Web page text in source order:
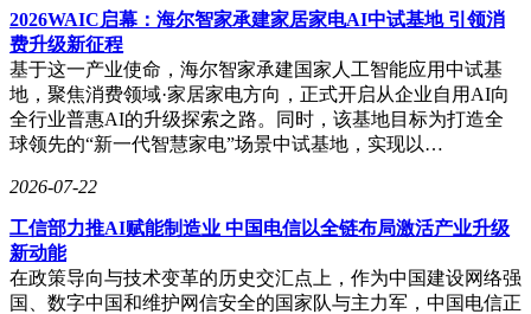
2026WAIC启幕：海尔智家承建家居家电AI中试基地 引领消
费升级新征程
基于这一产业使命，海尔智家承建国家人工智能应用中试基
地，聚焦消费领域·家居家电方向，正式开启从企业自用AI向
全行业普惠AI的升级探索之路。同时，该基地目标为打造全
球领先的“新一代智慧家电”场景中试基地，实现以…
2026-07-22
工信部力推AI赋能制造业 中国电信以全链布局激活产业升级
新动能
在政策导向与技术变革的历史交汇点上，作为中国建设网络强
国、数字中国和维护网信安全的国家队与主力军，中国电信正